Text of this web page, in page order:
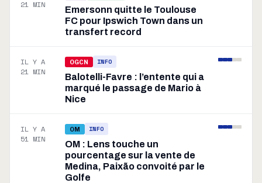
21 MIN
Emersonn quitte le Toulouse
FC pour Ipswich Town dans un
transfert record
IL Y A
21 MIN
OGCN INFO
Balotelli-Favre : l’entente qui a
marqué le passage de Mario à
Nice
IL Y A
51 MIN
OM INFO
OM : Lens touche un
pourcentage sur la vente de
Medina, Paixão convoité par le
Golfe